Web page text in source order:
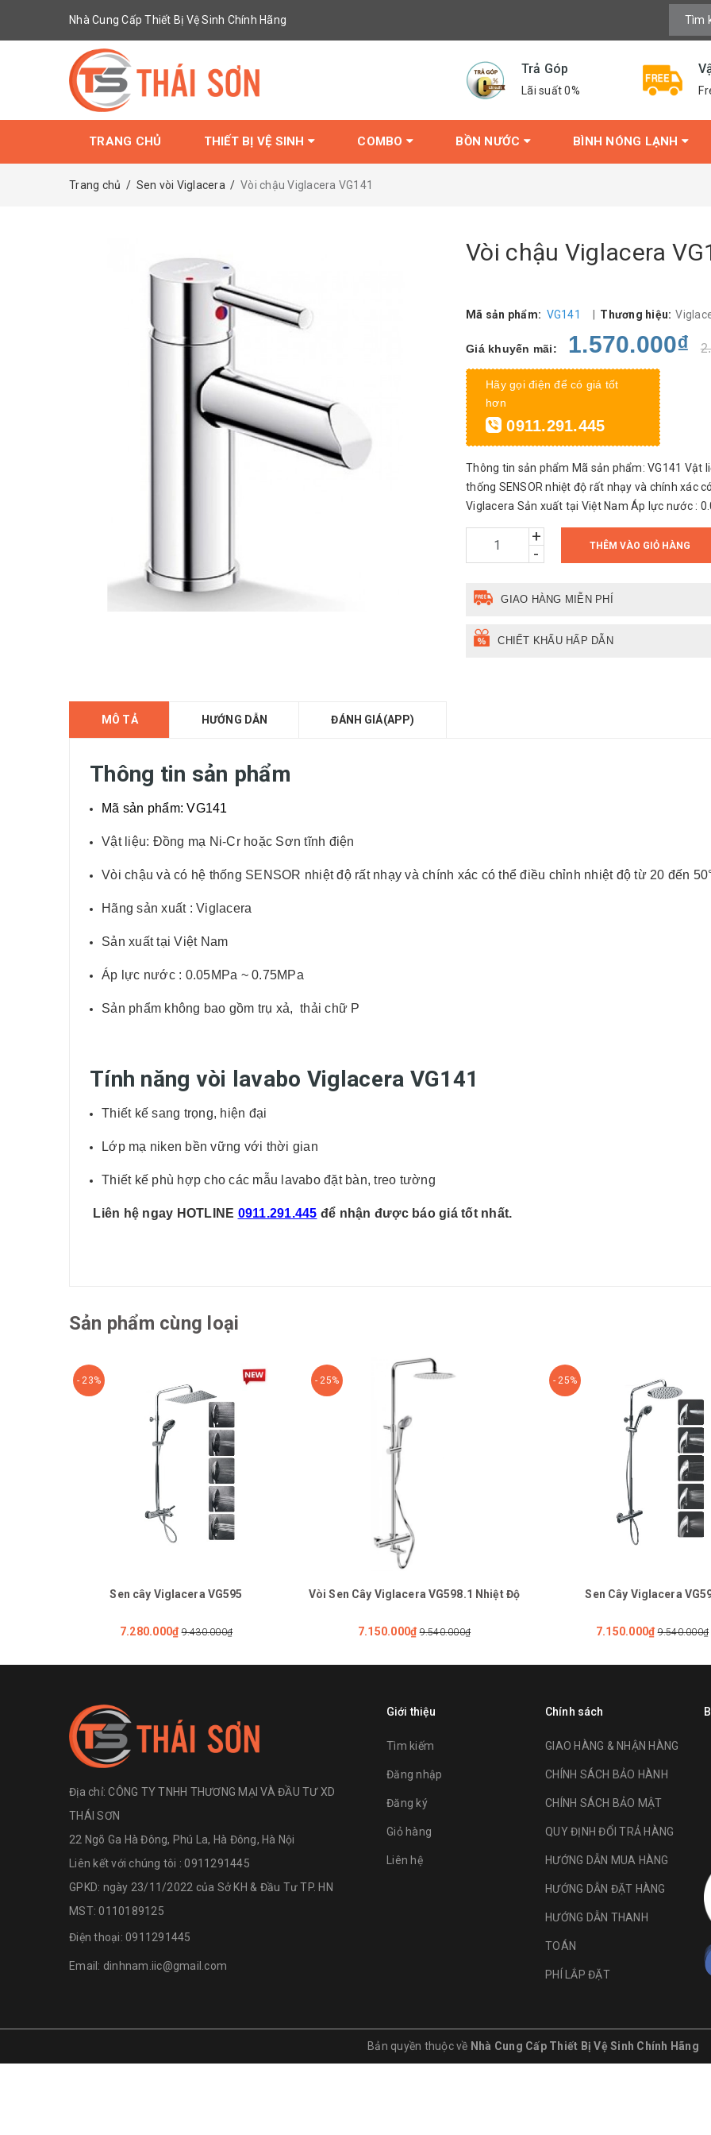
Nhà Cung Cấp Thiết Bị Vệ Sinh Chính Hãng
Trả Góp
Lãi suất 0%
TRANG CHỦ THIẾT BỊ VỆ SINH COMBO BỒN NƯỚC BÌNH NÓNG LẠNH
Trang chủ / Sen vòi Viglacera / Vòi chậu Viglacera VG141
Vòi chậu Viglacera
Mã sản phẩm: VG141 Thương hiệu:
Giá khuyến mãi: 1.570.000₫
Hãy gọi điện để có giá tốt
hơn
0911.291.445
Thông tin sản phẩm Mã sản phẩm: VG141 Vật
thống SENSOR nhiệt độ rất nhạy và chính xác
Viglacera Sản xuất tại Việt Nam Áp lực nước :
+
-
THÊM VÀO GIỎ HÀNG
GIAO HÀNG MIỄN PHÍ
CHIẾT KHẤU HẤP DẪN
MÔ TẢ HƯỚNG DẪN ĐÁNH GIÁ(APP)
Thông tin sản phẩm
Mã sản phẩm: VG141
Vật liệu: Đồng mạ Ni-Cr hoặc Sơn tĩnh điện
Vòi chậu và có hệ thống SENSOR nhiệt độ rất nhạy và chính xác có thể điều chỉnh nhiệt độ từ 20 đến
Hãng sản xuất : Viglacera
Sản xuất tại Việt Nam
Áp lực nước : 0.05MPa ~ 0.75MPa
Sản phẩm không bao gồm trụ xả, thải chữ P
Tính năng vòi lavabo Viglacera VG141
Thiết kế sang trọng, hiện đại
Lớp mạ niken bền vững với thời gian
Thiết kế phù hợp cho các mẫu lavabo đặt bàn, treo tường
Liên hệ ngay HOTLINE 0911.291.445 để nhận được báo giá tốt nhất.
Sản phẩm cùng loại
- 23%
Sen cây Viglacera VG595
7.280.000₫ 9.430.000₫
- 25%
Vòi Sen Cây Viglacera VG598.1 Nhiệt Độ
7.150.000₫ 9.540.000₫
- 25%
Sen Cây Viglacera
7.150.000₫ 9.540.000₫
Địa chỉ:CÔNG TY TNHH THƯƠNG MẠI VÀ ĐẦU TƯ XD
THÁI SƠN
22 Ngõ Ga Hà Đông, Phú La, Hà Đông, Hà Nội
Liên kết với chúng tôi : 0911291445
GPKD: ngày 23/11/2022 của Sở KH & Đầu Tư TP. HN
MST: 0110189125
Điện thoại: 0911291445
Email: dinhnam.iic@gmail.com
Giới thiệu
Tìm kiếm
Đăng nhập
Đăng ký
Giỏ hàng
Liên hệ
Chính sách
GIAO HÀNG & NHẬN HÀNG
CHÍNH SÁCH BẢO HÀNH
CHÍNH SÁCH BẢO MẬT
QUY ĐỊNH ĐỔI TRẢ HÀNG
HƯỚNG DẪN MUA HÀNG
HƯỚNG DẪN ĐẶT HÀNG
HƯỚNG DẪN THANH
TOÁN
PHÍ LẮP ĐẶT
Bản quyền thuộc về Nhà Cung Cấp Thiết Bị Vệ Sinh Chính Hãng